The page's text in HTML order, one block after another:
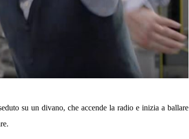
su un divano, che accende la radio e inizia a ballare